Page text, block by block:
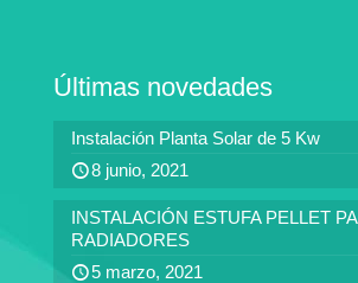
Últimas novedades
Instalación Planta Solar de 5 Kw
8 junio, 2021
INSTALACIÓN ESTUFA PELLET
RADIADORES
5 marzo, 2021